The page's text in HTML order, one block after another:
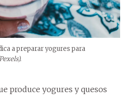
a preparar yogures para
produce yogures y quesos